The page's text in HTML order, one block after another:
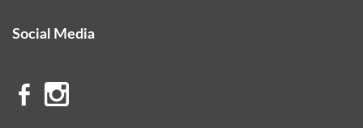
Social Media